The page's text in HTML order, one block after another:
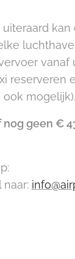
kan
vanaf
reserveren
mogelijk).
geen €